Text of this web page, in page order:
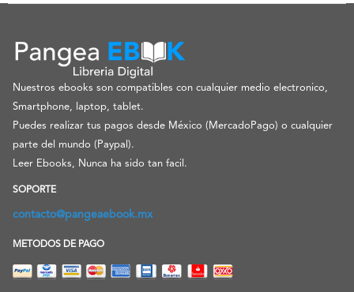
Nuestros ebooks son compatibles con cualquier medio electronico,
Smartphone, laptop, tablet.
Puedes realizar tus pagos desde México (MercadoPago) o cualquier
parte del mundo (Paypal).
Leer Ebooks, Nunca ha sido tan facil.
SOPORTE
contacto@pangeaebook.mx
METODOS DE PAGO